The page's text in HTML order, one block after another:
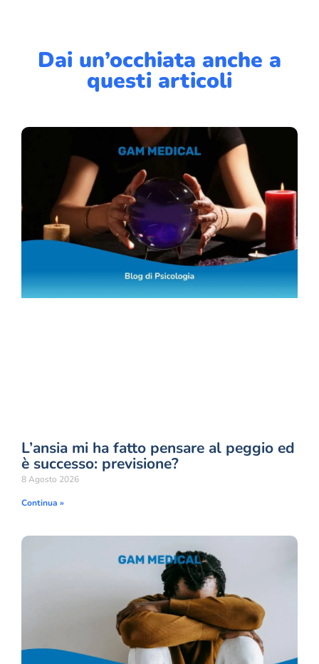
Dai un’occhiata anche a
questi articoli
L’ansia mi ha fatto pensare al peggio ed
è successo: previsione?
8 Agosto 2026
Continua »